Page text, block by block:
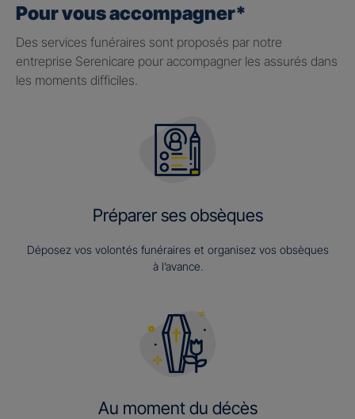
Pour vous accompagner*
Des services funéraires sont proposés par notre
entreprise Serenicare pour accompagner les assurés dans
les moments difficiles.
Préparer ses obsèques
Déposez vos volontés funéraires et organisez vos obsèques
à l’avance.
Au moment du décès